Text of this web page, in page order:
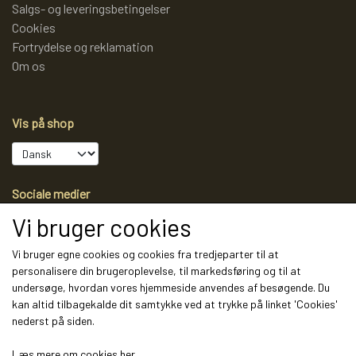
Salgs- og leveringsbetingelser
Cookies
Fortrydelse og reklamation
Om os
Vis på shop
Sociale medier
Modtag vores nyhedsbrev via e-mail
Tilmeld
Vi bruger cookies
Vi bruger egne cookies og cookies fra tredjeparter til at
personalisere din brugeroplevelse, til markedsføring og til at
undersøge, hvordan vores hjemmeside anvendes af besøgende. Du
kan altid tilbagekalde dit samtykke ved at trykke på linket 'Cookies'
nederst på siden.